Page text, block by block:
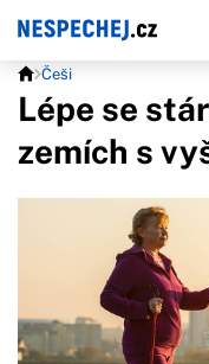
Češi
Lépe se
zemích s